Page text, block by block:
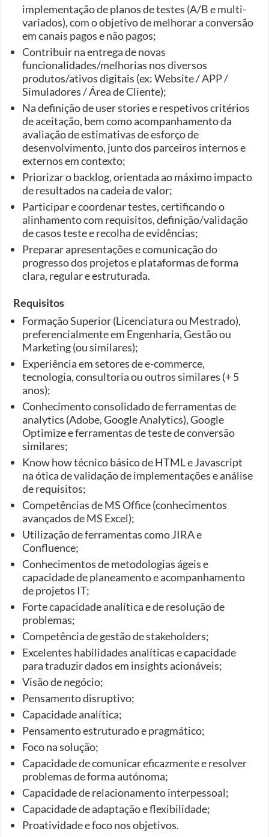
implementação de planos de testes (A/B e multi-
variados), com o objetivo de melhorar a conversão
em canais pagos e não pagos;
Contribuir na entrega de novas
funcionalidades/melhorias nos diversos
produtos/ativos digitais (ex: Website / APP /
Simuladores / Área de Cliente);
Na definição de user stories e respetivos critérios
de aceitação, bem como acompanhamento da
avaliação de estimativas de esforço de
desenvolvimento, junto dos parceiros internos e
externos em contexto;
Priorizar o backlog, orientada ao máximo impacto
de resultados na cadeia de valor;
Participar e coordenar testes, certificando o
alinhamento com requisitos, definição/validação
de casos teste e recolha de evidências;
Preparar apresentações e comunicação do
progresso dos projetos e plataformas de forma
clara, regular e estruturada.
Requisitos
Formação Superior (Licenciatura ou Mestrado),
preferencialmente em Engenharia, Gestão ou
Marketing (ou similares);
Experiência em setores de e-commerce,
tecnologia, consultoria ou outros similares (+ 5
anos);
Conhecimento consolidado de ferramentas de
analytics (Adobe, Google Analytics), Google
Optimize e ferramentas de teste de conversão
similares;
Know how técnico básico de HTML e Javascript
na ótica de validação de implementações e análise
de requisitos;
Competências de MS Office (conhecimentos
avançados de MS Excel);
Utilização de ferramentas como JIRA e
Confluence;
Conhecimentos de metodologias ágeis e
capacidade de planeamento e acompanhamento
de projetos IT;
Forte capacidade analítica e de resolução de
problemas;
Competência de gestão de stakeholders;
Excelentes habilidades analíticas e capacidade
para traduzir dados em insights acionáveis;
Visão de negócio;
Pensamento disruptivo;
Capacidade analítica;
Pensamento estruturado e pragmático;
Foco na solução;
Capacidade de comunicar eficazmente e resolver
problemas de forma autónoma;
Capacidade de relacionamento interpessoal;
Capacidade de adaptação e flexibilidade;
Proatividade e foco nos objetivos.